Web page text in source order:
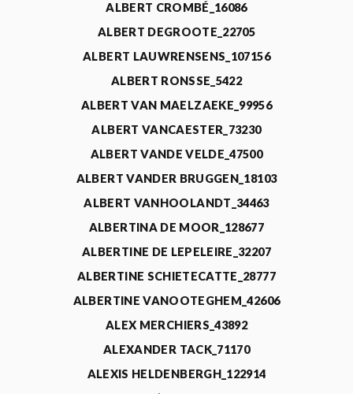
ALBERT CROMBÉ_16086
ALBERT DEGROOTE_22705
ALBERT LAUWRENSENS_107156
ALBERT RONSSE_5422
ALBERT VAN MAELZAEKE_99956
ALBERT VANCAESTER_73230
ALBERT VANDE VELDE_47500
ALBERT VANDER BRUGGEN_18103
ALBERT VANHOOLANDT_34463
ALBERTINA DE MOOR_128677
ALBERTINE DE LEPELEIRE_32207
ALBERTINE SCHIETECATTE_28777
ALBERTINE VANOOTEGHEM_42606
ALEX MERCHIERS_43892
ALEXANDER TACK_71170
ALEXIS HELDENBERGH_122914